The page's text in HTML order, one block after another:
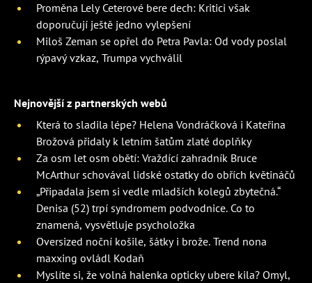
Proměna Lely Ceterové bere dech: Kritici však
doporučují ještě jedno vylepšení
Miloš Zeman se opřel do Petra Pavla: Od vody poslal
rýpavý vzkaz, Trumpa vychválil
Nejnovější z partnerských webů
Která to sladila lépe? Helena Vondráčková i Kateřina
Brožová přidaly k letním šatům zlaté doplňky
Za osm let osm obětí: Vraždící zahradník Bruce
McArthur schovával lidské ostatky do obřích květináčů
„Připadala jsem si vedle mladších kolegů zbytečná.“
Denisa (52) trpí syndromem podvodnice. Co to
znamená, vysvětluje psycholožka
Oversized noční košile, šátky i brože. Trend nona
maxxing ovládl Kodaň
Myslíte si, že volná halenka opticky ubere kila? Omyl,